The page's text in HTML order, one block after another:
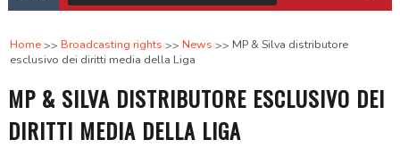
Home Broadcasting rights News
MP & Silva distributore
esclusivo dei diritti media della Liga
MP & SILVA DISTRIBUTORE ESCLUSIVO DEI
DIRITTI MEDIA DELLA LIGA